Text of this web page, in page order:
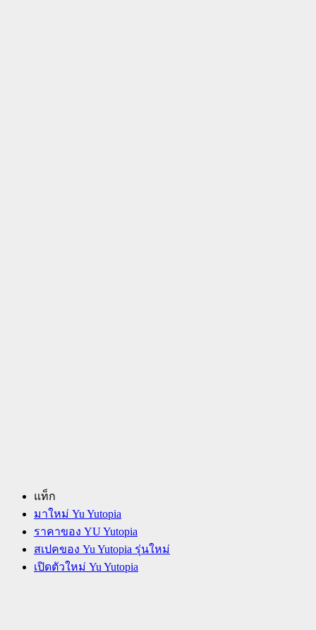
แท็ก
มาใหม่ Yu Yutopia
ราคาของ YU Yutopia
สเปคของ Yu Yutopia รุ่นใหม่
เปิดตัวใหม่ Yu Yutopia